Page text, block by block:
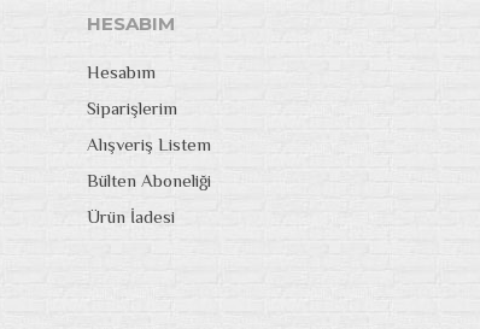
HESABIM
Hesabım
Siparişlerim
Alışveriş Listem
Bülten Aboneliği
Ürün İadesi